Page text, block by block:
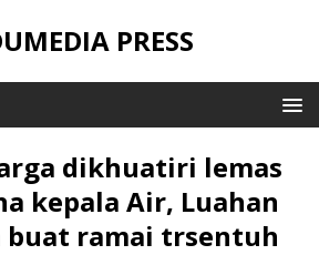
PRESS
dikhuatiri lemas
kepala Air, Luahan
buat ramai trsentuh